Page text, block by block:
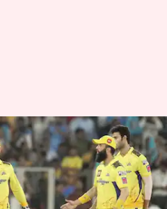
:
சென்னை
முதலில்